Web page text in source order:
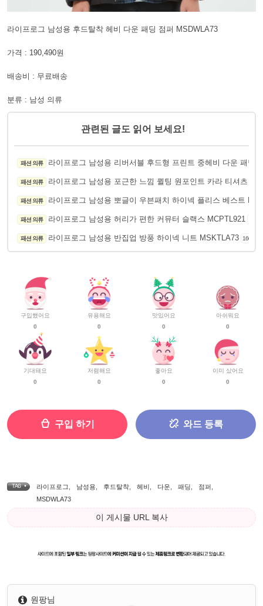
라이프로그 남성용 후드탈착 헤비 다운 패딩 점퍼 MSDWLA73
가격 : 190,490원
배송비 : 무료배송
분류 : 남성 의류
관련된 글도 읽어 보세요!
패션 의류 라이프로그 남성용 리버서블 후드형 프린트 중헤비 다운 패딩
패션 의류 라이프로그 남성용 포근한 느낌 퀼팅 원포인트 카라 티셔츠
패션 의류 라이프로그 남성용 뽀글이 우븐패치 하이넥 플리스 베스트
패션 의류 라이프로그 남성용 허리가 편한 커뮤터 슬랙스 MCPTL921
패션 의류 라이프로그 남성용 반집업 방풍 하이넥 니트 MSKTLA73 160
구입했어요
0
기대돼요
0
유용해요
0
저렴해요
0
맛있어요
0
좋아요
0
아쉬워요
0
이미 샀어요
0
구입 하기 와드 등록
TAG • 라이프로그 남성용 후드탈착 헤비 다운 패딩 점퍼
MSDWLA73
이 게시물 URL 복사
원팡님